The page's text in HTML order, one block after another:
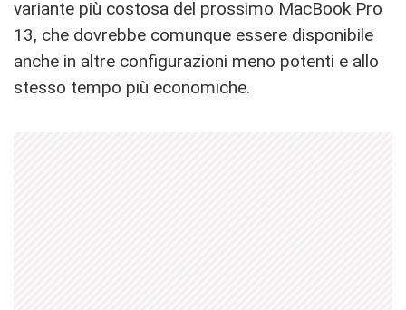
variante più costosa del prossimo MacBook Pro
13, che dovrebbe comunque essere disponibile
anche in altre configurazioni meno potenti e allo
stesso tempo più economiche.